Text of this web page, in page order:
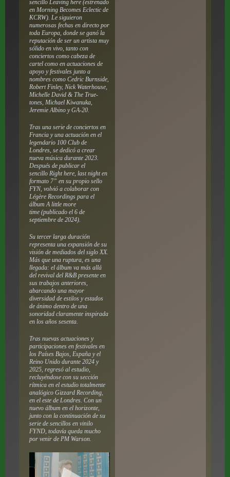
sencillo Leaving here(estrenado
en Morning Becomes Eclecticde
KCRW). Le siguieron
numerosas fechas en directo por
toda Europa, donde se ganó la
reputación de ser un artista muy
sólido en vivo, tanto con
conciertos como cabeza de
cartel como en actuaciones de
apoyo y festivales junto a
nombres como Cedric Burnside,
Robert Finley, Nick Waterhouse,
Michelle David & The True-
tones, Michael Kiwanuka,
Jeremie Albino y GA-20.
Tras una serie de conciertos en
Francia y una actuación en el
legendario 100 Club de
Londres, se dedicó a crear
nueva música durante 2023.
Después de publicar el
sencillo Right here, last nighten
formato 7” en su propio sello
FYN, volvió a colaborar con
Légère Recordings para el
álbumA little more
time(publicado el 6 de
septiembre de 2024).
Su tercer larga duración
representa una expansión de su
visión de mediados del siglo XX.
Más que una ruptura, es una
llegada: el álbum va más allá
del revival del R&B presente en
sus trabajos anteriores,
abarcando una mayor
diversidad de estilos y estados
de ánimo dentro de una
sonoridad claramente inspirada
en los años sesenta.
Tras nuevas actuaciones y
participaciones en festivales en
los Países Bajos, España y el
Reino Unido durante 2024 y
2025, regresó al estudio,
recluyéndose con su sección
rítmica en el estudio totalmente
analógico Gizzard Recording,
en el este de Londres. Con un
nuevo álbum en el horizonte,
junto con la continuación de su
serie de sencillos en vinilo
FYND, todavía queda mucho
por venir de PM Warson.